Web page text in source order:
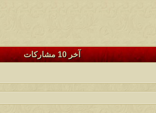
آخر 10 مشاركات